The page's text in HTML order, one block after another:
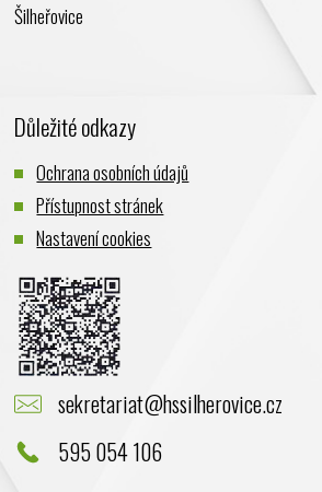
Šilheřovice
Důležité odkazy
Ochrana osobních údajů
Přístupnost stránek
Nastavení cookies
sekretariat@hssilherovice.cz
595 054 106